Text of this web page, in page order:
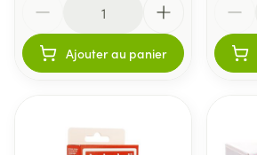
Ajouter au panier